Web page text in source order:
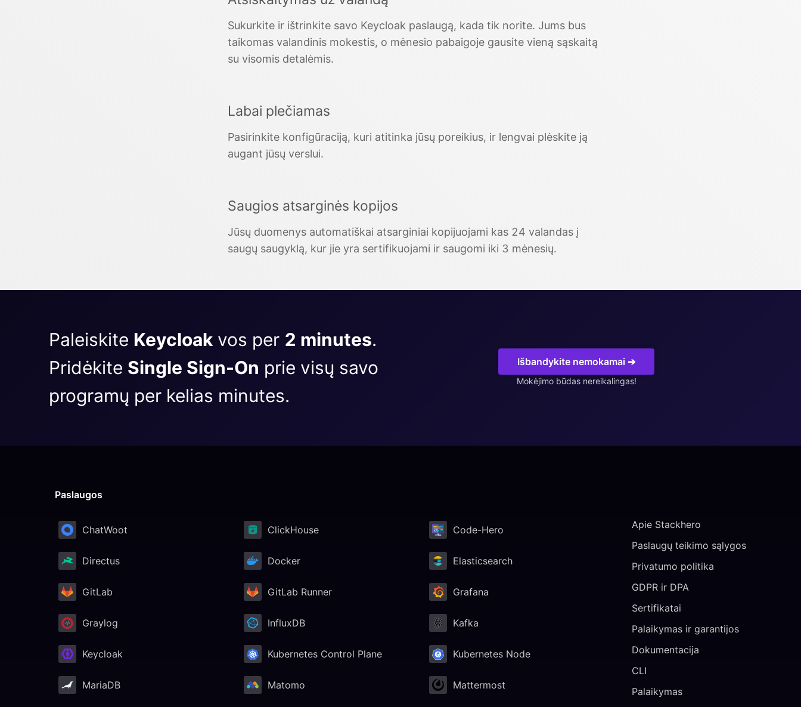
Sukurkite ir ištrinkite savo Keycloak paslaugą, kada tik norite. Jums bus
taikomas valandinis mokestis, o mėnesio pabaigoje gausite vieną sąskaitą
su visomis detalėmis.
Labai plečiamas
Pasirinkite konfigūraciją, kuri atitinka jūsų poreikius, ir lengvai plėskite ją
augant jūsų verslui.
Saugios atsarginės kopijos
Jūsų duomenys automatiškai atsarginiai kopijuojami kas 24 valandas į
saugų saugyklą, kur jie yra sertifikuojami ir saugomi iki 3 mėnesių.
Paleiskite Keycloak vos per 2 minutes.
Pridėkite Single Sign-On prie visų savo
programų per kelias minutes.
Išbandykite nemokamai ➔
Mokėjimo būdas nereikalingas!
Paslaugos
ChatWoot ClickHouse Code-Hero
Directus Docker Elasticsearch
GitLab GitLab Runner Grafana
Graylog InfluxDB Kafka
Keycloak Kubernetes Control Plane Kubernetes Node
MariaDB Matomo Mattermost
Apie Stackhero
Paslaugų teikimo sąlygos
Privatumo politika
GDPR ir DPA
Sertifikatai
Palaikymas ir garantijos
Dokumentacija
CLI
Palaikymas